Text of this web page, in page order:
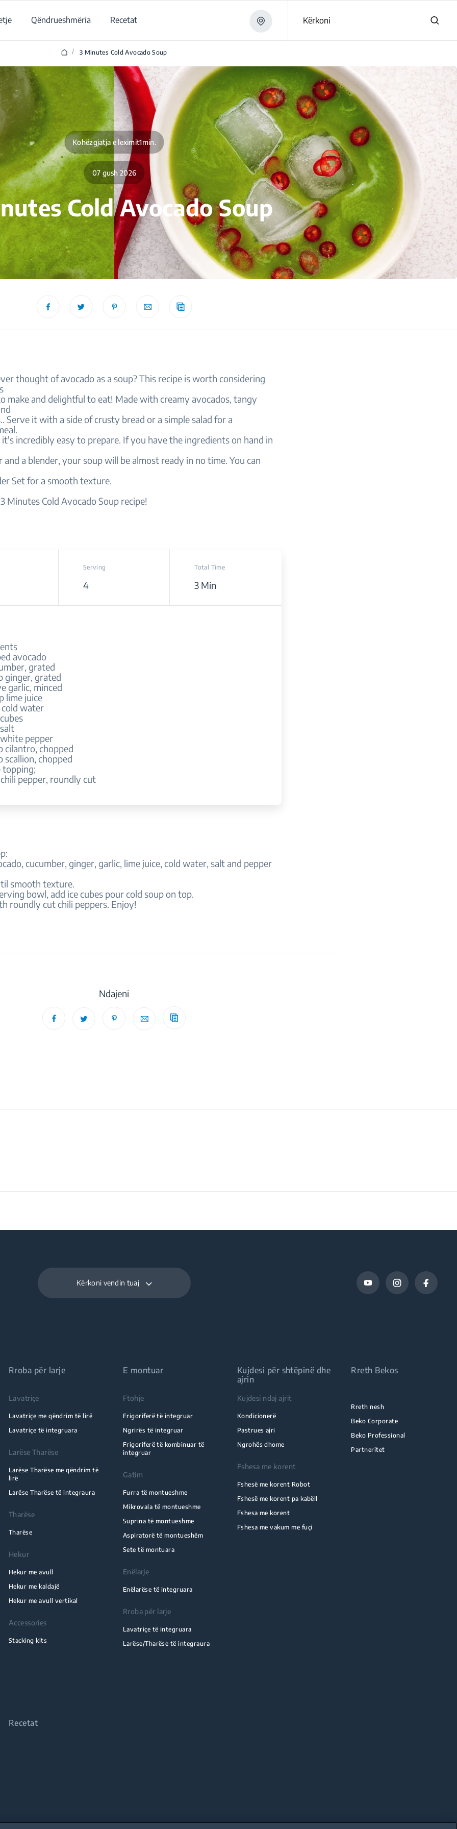
Qëndrueshmëria Recetat Kërkoni
/ 3 Minutes Cold Avocado Soup
Kohëzgjatja e leximit1min.
07 gush 2026
Cold Avocado Soup
thought of avocado as a soup? This recipe is worth considering
make and delightful to eat! Made with creamy avocados, tangy
Serve it with a side of crusty bread or a simple salad for a
incredibly easy to prepare. If you have the ingredients on hand in
a blender, your soup will be almost ready in no time. You can
Set for a smooth texture.
Minutes Cold Avocado Soup recipe!
Serving
4
Total Time
3 Min
avocado
grated
ginger, grated
garlic, minced
lime juice
cold water
pepper
cilantro, chopped
scallion, chopped
topping;
pepper, roundly cut
cucumber, ginger, garlic, lime juice, cold water, salt and pepper
smooth texture.
bowl, add ice cubes pour cold soup on top.
roundly cut chili peppers. Enjoy!
Ndajeni
Kërkoni vendin tuaj
Rroba për larje
Lavatriçe
Lavatriçe me qëndrim të lirë
Lavatriçe të integruara
Larëse Tharëse
Larëse Tharëse me qëndrim të
lirë
Larëse Tharëse të integraura
Tharëse
Tharëse
Hekur
Hekur me avull
Hekur me kaldajë
Hekur me avull vertikal
Accessories
Stacking kits
E montuar
Ftohje
Frigoriferë të integruar
Ngrirës të integruar
Frigoriferë të kombinuar të
integruar
Gatim
Furra të montueshme
Mikrovala të montueshme
Suprina të montueshme
Aspiratorë të montueshëm
Sete të montuara
Enëlarje
Enëlarëse të integruara
Rroba për larje
Lavatriçe të integruara
Larëse/Tharëse të integraura
Kujdesi për shtëpinë dhe
ajrin
Kujdesi ndaj ajrit
Kondicionerë
Pastrues ajri
Ngrohës dhome
Fshesa me korent
Fshesë me korent Robot
Fshesë me korent pa kabëll
Fshesa me korent
Fshesa me vakum me fuçi
Rreth Bekos
Rreth nesh
Beko Corporate
Beko Professional
Partneritet
Recetat